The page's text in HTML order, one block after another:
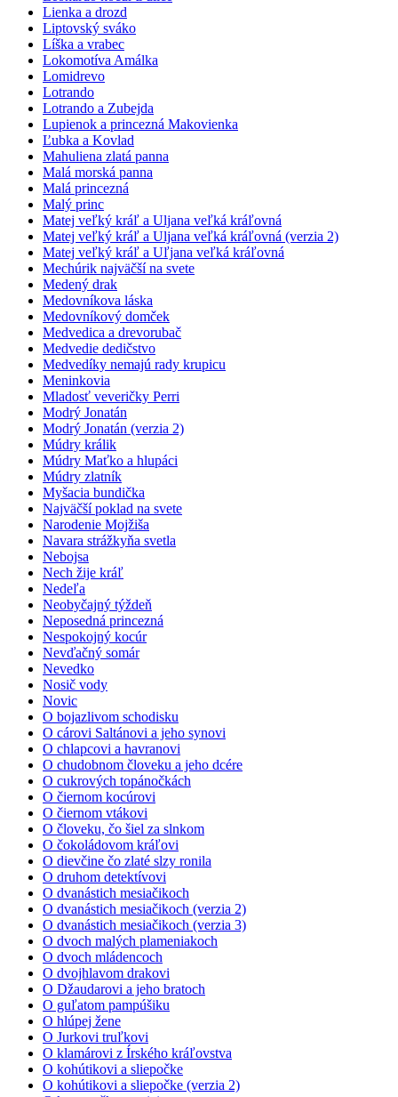
Lienka a drozd
Liptovský sváko
Líška a vrabec
Lokomotíva Amálka
Lomidrevo
Lotrando
Lotrando a Zubejda
Lupienok a princezná Makovienka
Ľubka a Kovlad
Mahuliena zlatá panna
Malá morská panna
Malá princezná
Malý princ
Matej veľký kráľ a Uljana veľká kráľovná
Matej veľký kráľ a Uljana veľká kráľovná (verzia 2)
Matej veľký kráľ a Uľjana veľká kráľovná
Mechúrik najväčší na svete
Medený drak
Medovníkova láska
Medovníkový domček
Medvedica a drevorubač
Medvedie dedičstvo
Medvedíky nemajú rady krupicu
Meninkovia
Mladosť veveričky Perri
Modrý Jonatán
Modrý Jonatán (verzia 2)
Múdry králik
Múdry Maťko a hlupáci
Múdry zlatník
Myšacia bundička
Najväčší poklad na svete
Narodenie Mojžiša
Navara strážkyňa svetla
Nebojsa
Nech žije kráľ
Nedeľa
Neobyčajný týždeň
Neposedná princezná
Nespokojný kocúr
Nevďačný somár
Nevedko
Nosič vody
Novic
O bojazlivom schodisku
O cárovi Saltánovi a jeho synovi
O chlapcovi a havranovi
O chudobnom človeku a jeho dcére
O cukrových topánočkách
O čiernom kocúrovi
O čiernom vtákovi
O človeku, čo šiel za slnkom
O čokoládovom kráľovi
O dievčine čo zlaté slzy ronila
O druhom detektívovi
O dvanástich mesiačikoch
O dvanástich mesiačikoch (verzia 2)
O dvanástich mesiačikoch (verzia 3)
O dvoch malých plameniakoch
O dvoch mládencoch
O dvojhlavom drakovi
O Džaudarovi a jeho bratoch
O guľatom pampúšiku
O hlúpej žene
O Jurkovi truľkovi
O klamárovi z Írského kráľovstva
O kohútikovi a sliepočke
O kohútikovi a sliepočke (verzia 2)